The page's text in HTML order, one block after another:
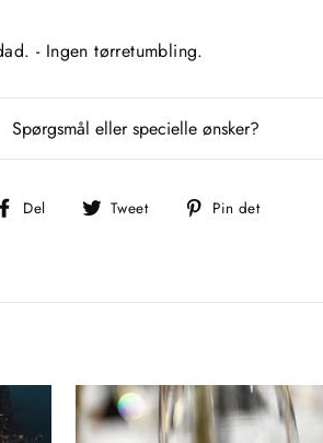
- Ingen tørretumbling.
Spørgsmål eller specielle ønsker?
Del
Del
Tweet
Tweet Pin det